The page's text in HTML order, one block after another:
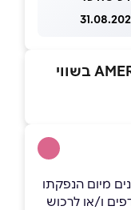
תו קנייה לרשת AMERICAN EAGLE בשווי
ו/או לרכוש